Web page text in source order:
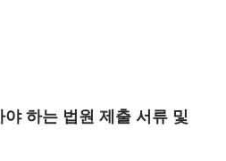
하는 법원 제출 서류 및